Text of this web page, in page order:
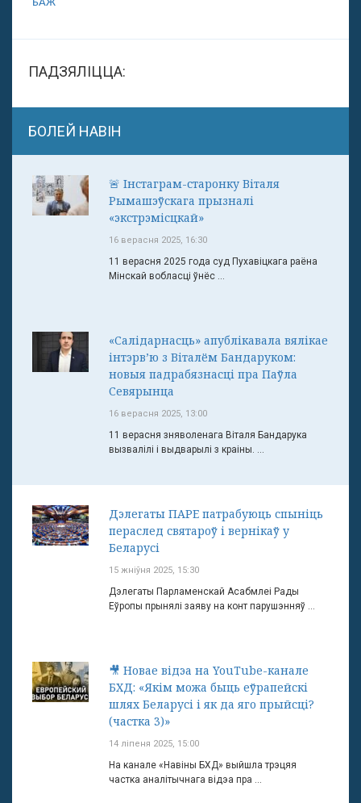
БАЖ
ПАДЗЯЛІЦЦА:
БОЛЕЙ НАВІН
🚨 Інстаграм-старонку Віталя
Рымашэўскага прызналі
«экстрэмісцкай»
16 верасня 2025, 16:30
11 верасня 2025 года суд Пухавіцкага раёна
Мінскай вобласці ўнёс ...
«Салідарнасць» апублікавала вялікае
інтэрв’ю з Віталём Бандаруком:
новыя падрабязнасці пра Паўла
Севярынца
16 верасня 2025, 13:00
11 верасня зняволенага Віталя Бандарука
вызвалілі і выдварылі з краіны. ...
Дэлегаты ПАРЕ патрабуюць спыніць
пераслед святароў і вернікаў у
Беларусі
15 жніўня 2025, 15:30
Дэлегаты Парламенскай Асабмлеі Рады
Еўропы прынялі заяву на конт парушэнняў ...
🎥 Новае відэа на YouTube-канале
БХД: «Якім можа быць еўрапейскі
шлях Беларусі і як да яго прыйсці?
(частка 3)»
14 ліпеня 2025, 15:00
На канале «Навіны БХД» выйшла трэцяя
частка аналітычнага відэа пра ...